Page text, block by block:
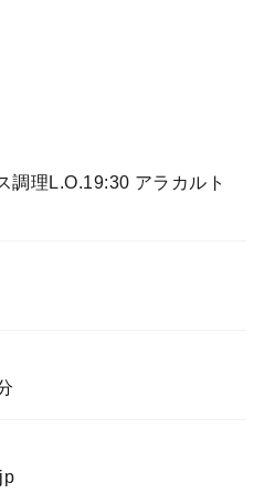
調理L.O.19:30 アラカルト